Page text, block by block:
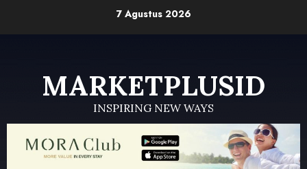
7 Agustus 2026
MARKETPLUSID
INSPIRING NEW WAYS